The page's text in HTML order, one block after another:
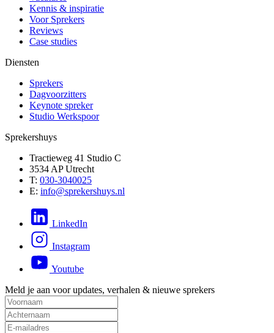
Kennis & inspiratie
Voor Sprekers
Reviews
Case studies
Diensten
Sprekers
Dagvoorzitters
Keynote spreker
Studio Werkspoor
Sprekershuys
Tractieweg 41 Studio C
3534 AP Utrecht
T: 030-3040025
E: info@sprekershuys.nl
LinkedIn
Instagram
Youtube
Meld je aan voor updates, verhalen & nieuwe sprekers